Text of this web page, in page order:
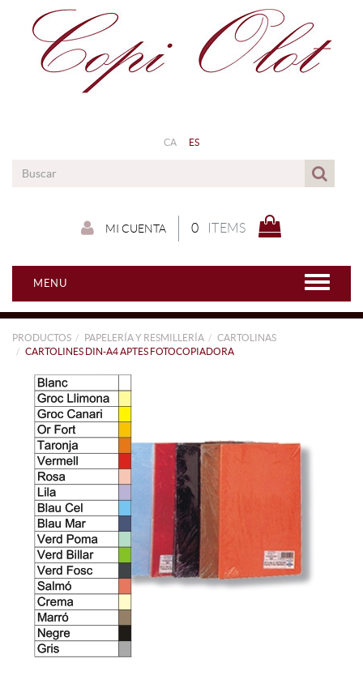
CA ES
0 ITEMS
MI CUENTA
MENU
PRODUCTOS PAPELERÍA Y RESMILLERÍA
CARTOLINAS
CARTOLINES DIN-A4 APTES FOTOCOPIADORA